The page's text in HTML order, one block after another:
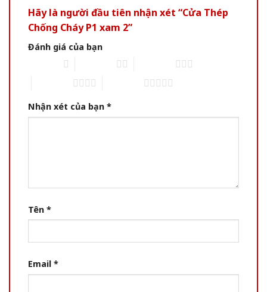
Hãy là người đầu tiên nhận xét “Cửa Thép
Chống Cháy P1 xam 2”
Đánh giá của bạn
Nhận xét của bạn *
Tên *
Email *